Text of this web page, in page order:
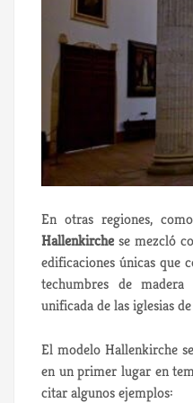
En otras regiones,
Hallenkirche se mezcló
edificaciones únicas que
techumbres de
unificada de las iglesias
El modelo Hallenkirche
en un primer lugar en
citar algunos ejemplos: